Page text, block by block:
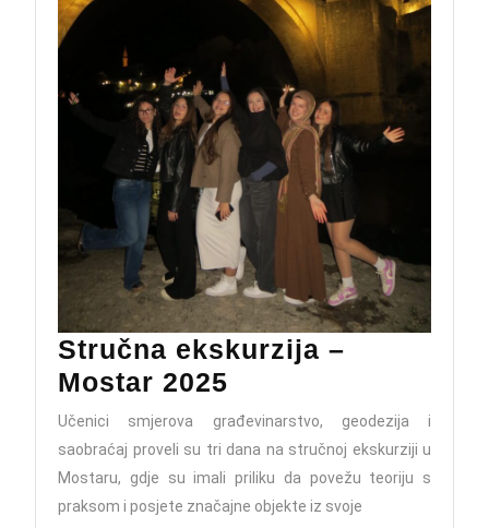
Stručna ekskurzija –
Mostar 2025
ekskurzija
–
Mostar
2025
Učenici smjerova građevinarstvo, geodezija i
saobraćaj proveli su tri dana na stručnoj ekskurziji u
Mostaru, gdje su imali priliku da povežu teoriju s
praksom i posjete značajne objekte iz svoje